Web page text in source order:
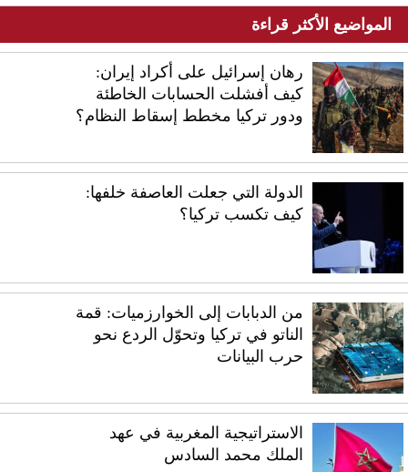
المواضيع الأكثر قراءة
رهان إسرائيل على أكراد إيران:
كيف أفشلت الحسابات الخاطئة
ودور تركيا مخطط إسقاط النظام؟
الدولة التي جعلت العاصفة خلفها:
كيف تكسب تركيا؟
من الدبابات إلى الخوارزميات: قمة
الناتو في تركيا وتحوّل الردع نحو
حرب البيانات
الاستراتيجية المغربية في عهد
الملك محمد السادس